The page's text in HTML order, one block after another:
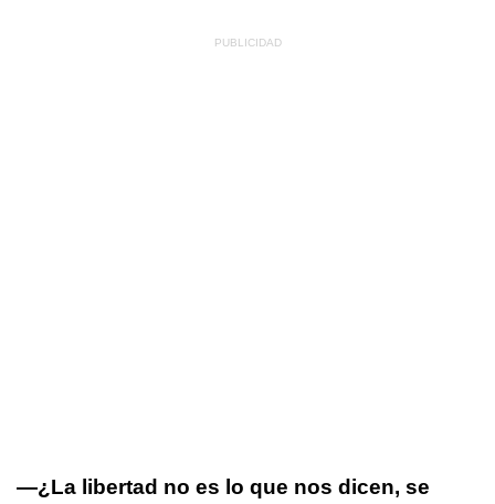
—¿La libertad no es lo que nos dicen, se